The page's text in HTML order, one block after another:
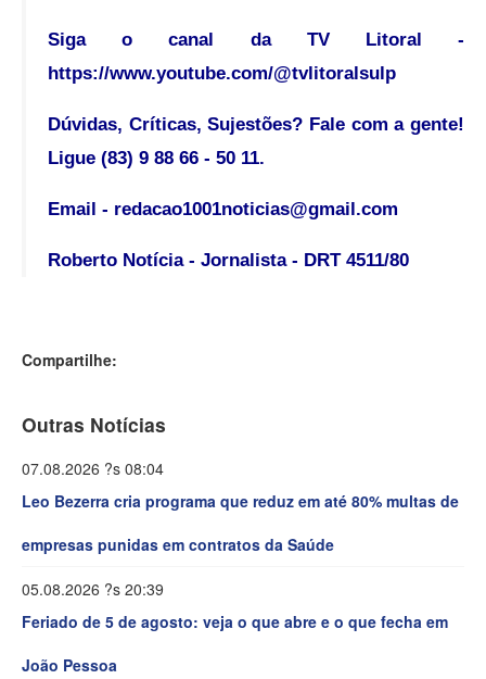
Siga o canal da TV Litoral -
https://www.youtube.com/@tvlitoralsulp
Dúvidas, Críticas, Sujestões? Fale com a gente!
Ligue (83) 9 88 66 - 50 11.
Email - redacao1001noticias@gmail.com
Roberto Notícia - Jornalista - DRT 4511/80
Compartilhe:
Outras Notícias
07.08.2026 ?s 08:04
Leo Bezerra cria programa que reduz em até 80% multas de
empresas punidas em contratos da Saúde
05.08.2026 ?s 20:39
Feriado de 5 de agosto: veja o que abre e o que fecha em
João Pessoa